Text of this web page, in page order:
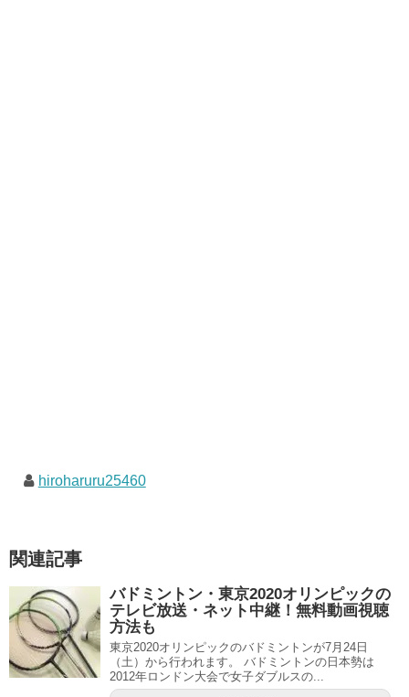
hiroharuru25460
関連記事
バドミントン・東京2020オリンピックの
テレビ放送・ネット中継！無料動画視聴
方法も
東京2020オリンピックのバドミントンが7月24日
（土）から行われます。 バドミントンの日本勢は
2012年ロンドン大会で女子ダブルスの...